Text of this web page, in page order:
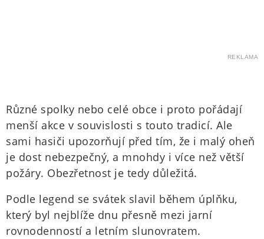
REKLAMA
Různé spolky nebo celé obce i proto pořádají
menší akce v souvislosti s touto tradicí. Ale
sami hasiči upozorňují před tím, že i malý oheň
je dost nebezpečný, a mnohdy i více než větší
požáry. Obezřetnost je tedy důležitá.
Podle legend se svátek slavil během úplňku,
který byl nejblíže dnu přesně mezi jarní
rovnodenností a letním slunovratem.